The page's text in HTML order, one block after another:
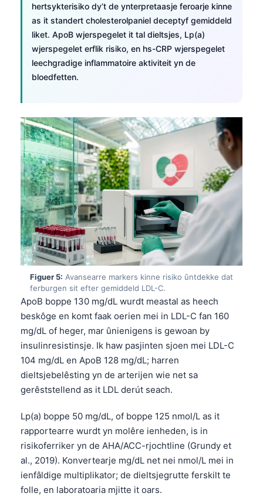
hertsykterisiko dy’t de ynterpretaasje feroarje kinne
as it standert cholesterolpaniel deceptyf gemiddeld
liket. ApoB wjerspegelet it tal dieltsjes, Lp(a)
wjerspegelet erflik risiko, en hs-CRP wjerspegelet
leechgradige inflammatoire aktiviteit yn de
bloedfetten.
Figuer 5: Avansearre markers kinne risiko ûntdekke dat
ferburgen sit efter gemiddeld LDL-C.
ApoB boppe 130 mg/dL wurdt meastal as heech
beskôge en komt faak oerien mei in LDL-C fan 160
mg/dL of heger, mar ûnienigens is gewoan by
insulinresistinsje. Ik haw pasjinten sjoen mei LDL-C
104 mg/dL en ApoB 128 mg/dL; harren
dieltsjebelêsting yn de arterijen wie net sa
gerêststellend as it LDL derút seach.
Lp(a) boppe 50 mg/dL, of boppe 125 nmol/L as it
rapportearre wurdt yn molêre ienheden, is in
risikoferriker yn de AHA/ACC-rjochtline (Grundy et
al., 2019). Konvertearje mg/dL net nei nmol/L mei in
ienfâldige multiplikator; de dieltsjegrutte ferskilt te
folle, en laboratoaria mjitte it oars.
سنڌي
සිංහල
অসমীয়া
Galego
Македонски јазик
Euskara
Gàidhlig
Occitan
العربية المغربية
Afrikaans
Монгол
ພາສາລາວ
Basa Jawa
Cebuano
ئۇيغۇرچە
Кыргызча
Татар теле
Беларуская мова
Esperanto
Norsk bokmål